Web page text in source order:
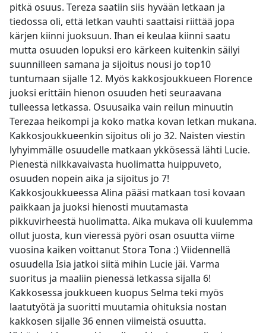
pitkä osuus. Tereza saatiin siis hyvään letkaan ja
tiedossa oli, että letkan vauhti saattaisi riittää jopa
kärjen kiinni juoksuun. Ihan ei keulaa kiinni saatu
mutta osuuden lopuksi ero kärkeen kuitenkin säilyi
suunnilleen samana ja sijoitus nousi jo top10
tuntumaan sijalle 12. Myös kakkosjoukkueen Florence
juoksi erittäin hienon osuuden heti seuraavana
tulleessa letkassa. Osuusaika vain reilun minuutin
Terezaa heikompi ja koko matka kovan letkan mukana.
Kakkosjoukkueenkin sijoitus oli jo 32. Naisten viestin
lyhyimmälle osuudelle matkaan ykkösessä lähti Lucie.
Pienestä nilkkavaivasta huolimatta huippuveto,
osuuden nopein aika ja sijoitus jo 7!
Kakkosjoukkueessa Alina pääsi matkaan tosi kovaan
paikkaan ja juoksi hienosti muutamasta
pikkuvirheestä huolimatta. Aika mukava oli kuulemma
ollut juosta, kun vieressä pyöri osan osuutta viime
vuosina kaiken voittanut Stora Tona :) Viidennellä
osuudella Isia jatkoi siitä mihin Lucie jäi. Varma
suoritus ja maaliin pienessä letkassa sijalla 6!
Kakkosessa joukkueen kuopus Selma teki myös
laatutyötä ja suoritti muutamia ohituksia nostan
kakkosen sijalle 36 ennen viimeistä osuutta.